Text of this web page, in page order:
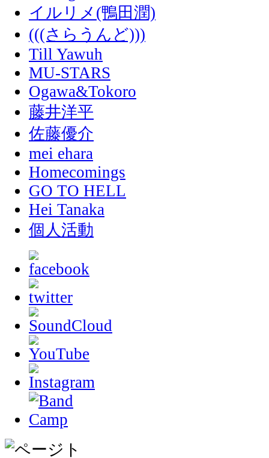
イルリメ(鴨田潤)
(((さらうんど)))
Till Yawuh
MU-STARS
Ogawa&Tokoro
藤井洋平
佐藤優介
mei ehara
Homecomings
GO TO HELL
Hei Tanaka
個人活動